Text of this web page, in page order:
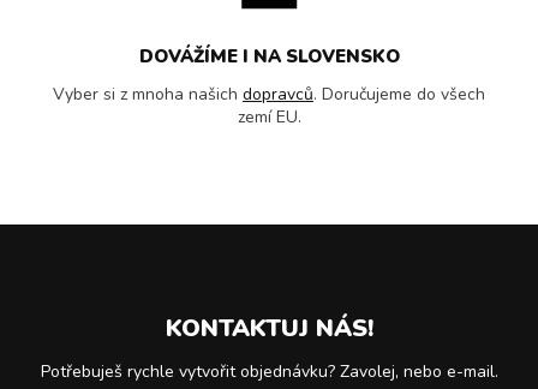
DOVÁŽÍME I NA SLOVENSKO
Vyber si z mnoha našich dopravců. Doručujeme do všech
zemí EU.
KONTAKTUJ NÁS!
Potřebuješ rychle vytvořit objednávku? Zavolej, nebo e-mail.